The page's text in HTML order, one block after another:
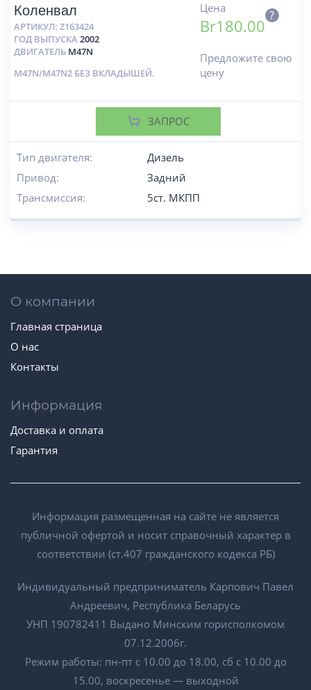
Коленвал
АРТИКУЛ: Z163424
ГОД ВЫПУСКА2002
ДВИГАТЕЛЬ M47N
M47N/M47N2 БЕЗ ВКЛАДЫШЕЙ.
Цена
Br180.00
?
Предложите свою
цену
ЗАПРОС
Тип двигателя:
Дизель
Привод:
Задний
Трансмиссия:
5ст. МКПП
О компании
Главная страница
О нас
Контакты
Информация
Доставка и оплата
Гарантия
Информация размещенная на сайте не является
публичной офертой и носит справочный характер в
соответствии (ст.407 гражданского кодекса РБ)
Индивидуальный предприниматель Карпович Павел
Андреевич, Республика Беларусь
УНП 190782411 Выдано Минским горисполкомом
07.12.2006г.
Режим работы: пн-пт с 10.00 до 18.00, сб с 10.00 до
15.00, воскресенье — выходной